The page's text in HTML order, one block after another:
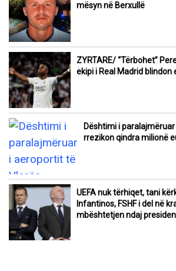
mësyn në Berxullë
ZYRTARE/ “Tërbohet”
ekipi i Real Madrid blindon
Dështimi i
rrezikon qindra milionë
UEFA nuk tërhiqet, tani
Infantinos, FSHF i del në
mbështetjen ndaj